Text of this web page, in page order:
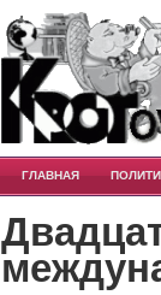
ГЛАВНАЯ